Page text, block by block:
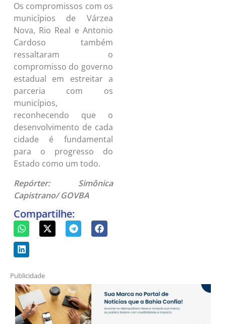
Os compromissos com os
municípios de Várzea
Nova, Rio Real e Antonio
Cardoso também
ressaltaram o
compromisso do governo
estadual em estreitar a
parceria com os
municípios,
reconhecendo que o
desenvolvimento de cada
cidade é fundamental
para o progresso do
Estado como um todo.
Repórter: Simônica
Capistrano/ GOVBA
Compartilhe:
Publicidade